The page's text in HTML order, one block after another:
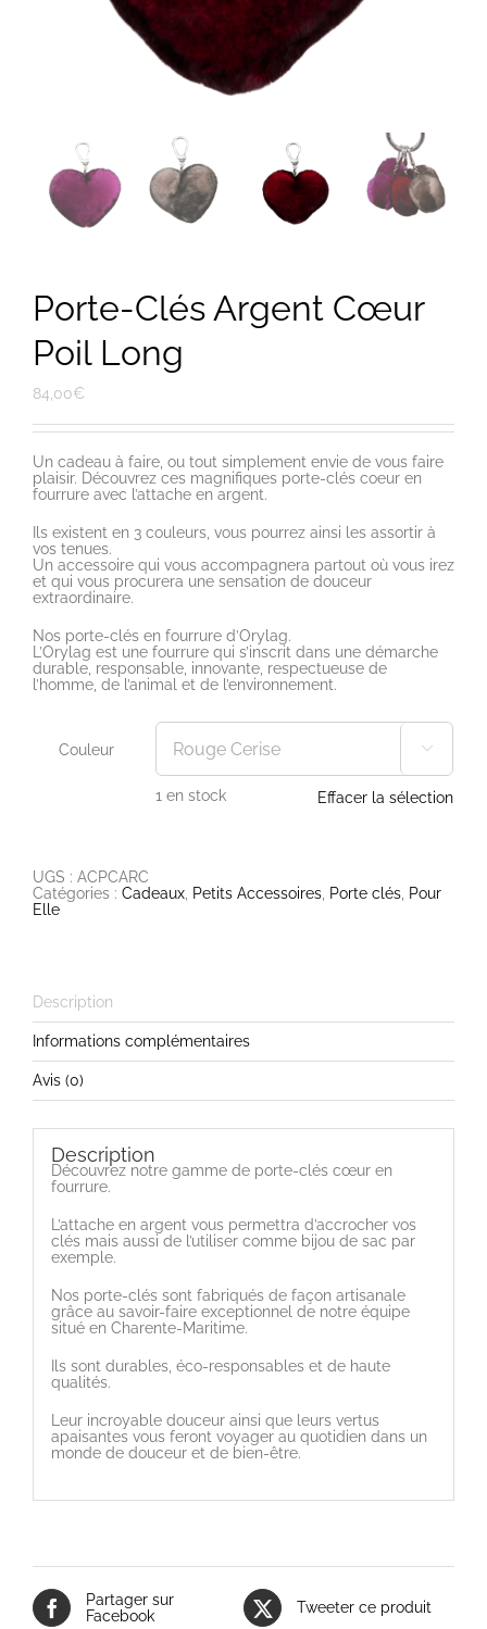
Porte-Clés Argent Cœur
Poil Long
84,00€
Un cadeau à faire, ou tout simplement envie de vous faire
plaisir. Découvrez ces magnifiques porte-clés coeur en
fourrure avec l’attache en argent.
Ils existent en 3 couleurs, vous pourrez ainsi les assortir à
vos tenues.
Un accessoire qui vous accompagnera partout où vous irez
et qui vous procurera une sensation de douceur
extraordinaire.
Nos porte-clés en fourrure d’Orylag.
L’Orylag est une fourrure qui s’inscrit dans une démarche
durable, responsable, innovante, respectueuse de
l’homme, de l’animal et de l’environnement.
Couleur 
1 en stock Effacer la sélection
UGS : ACPCARC
Catégories : Cadeaux, Petits Accessoires, Porte clés, Pour
Elle
Description
Informations complémentaires
Avis (0)
Description
Découvrez notre gamme de porte-clés cœur en
fourrure.
L’attache en argent vous permettra d’accrocher vos
clés mais aussi de l’utiliser comme bijou de sac par
exemple.
Nos porte-clés sont fabriqués de façon artisanale
grâce au savoir-faire exceptionnel de notre équipe
situé en Charente-Maritime.
Ils sont durables, éco-responsables et de haute
qualités.
Leur incroyable douceur ainsi que leurs vertus
apaisantes vous feront voyager au quotidien dans un
monde de douceur et de bien-être.
Partager sur
Facebook
Tweeter ce produit